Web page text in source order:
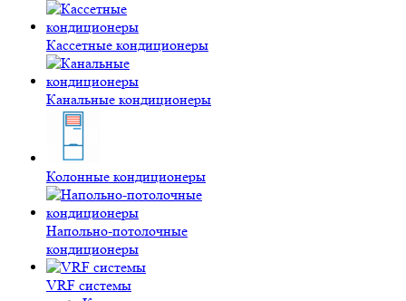
Кассетные кондиционеры
Канальные кондиционеры
Колонные кондиционеры
Напольно-потолочные
кондиционеры
VRF системы